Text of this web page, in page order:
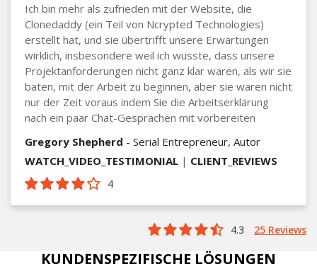
Ich bin mehr als zufrieden mit der Website, die
Clonedaddy (ein Teil von Ncrypted Technologies)
erstellt hat, und sie übertrifft unsere Erwartungen
wirklich, insbesondere weil ich wusste, dass unsere
Projektanforderungen nicht ganz klar waren, als wir sie
baten, mit der Arbeit zu beginnen, aber sie waren nicht
nur der Zeit voraus indem Sie die Arbeitserklärung
nach ein paar Chat-Gesprächen mit vorbereiten
Gregory Shepherd - Serial Entrepreneur, Autor
WATCH_VIDEO_TESTIMONIAL | CLIENT_REVIEWS
4
4.3 25 Reviews
KUNDENSPEZIFISCHE LÖSUNGEN